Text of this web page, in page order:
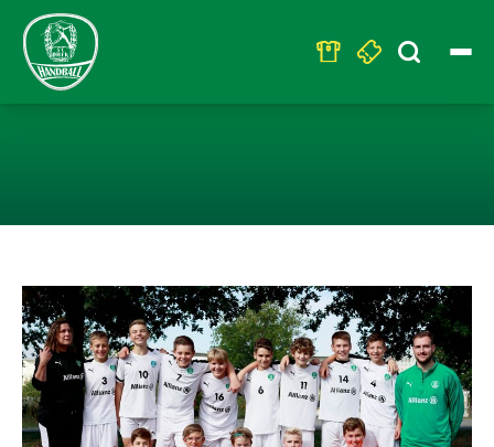
Search
for: